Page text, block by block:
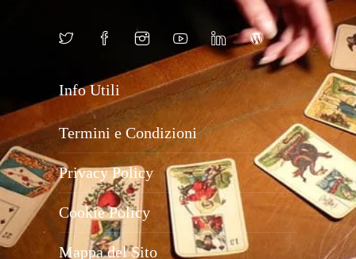
Info Utili
Termini e Condizioni
Privacy Policy
Cookie Policy
Mappa del Sito